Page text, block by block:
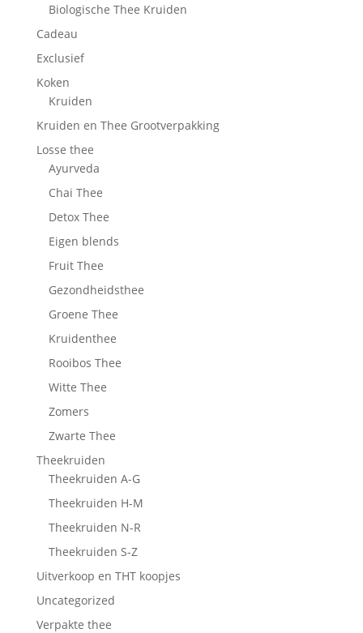
Biologische Thee Kruiden
Cadeau
Exclusief
Koken
Kruiden
Kruiden en Thee Grootverpakking
Losse thee
Ayurveda
Chai Thee
Detox Thee
Eigen blends
Fruit Thee
Gezondheidsthee
Groene Thee
Kruidenthee
Rooibos Thee
Witte Thee
Zomers
Zwarte Thee
Theekruiden
Theekruiden A-G
Theekruiden H-M
Theekruiden N-R
Theekruiden S-Z
Uitverkoop en THT koopjes
Uncategorized
Verpakte thee